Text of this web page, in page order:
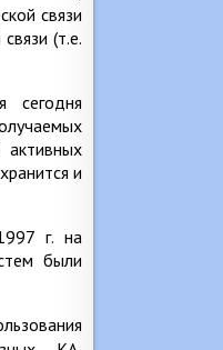
связи
(т.е.
сегодня
активных
и
г. на
были